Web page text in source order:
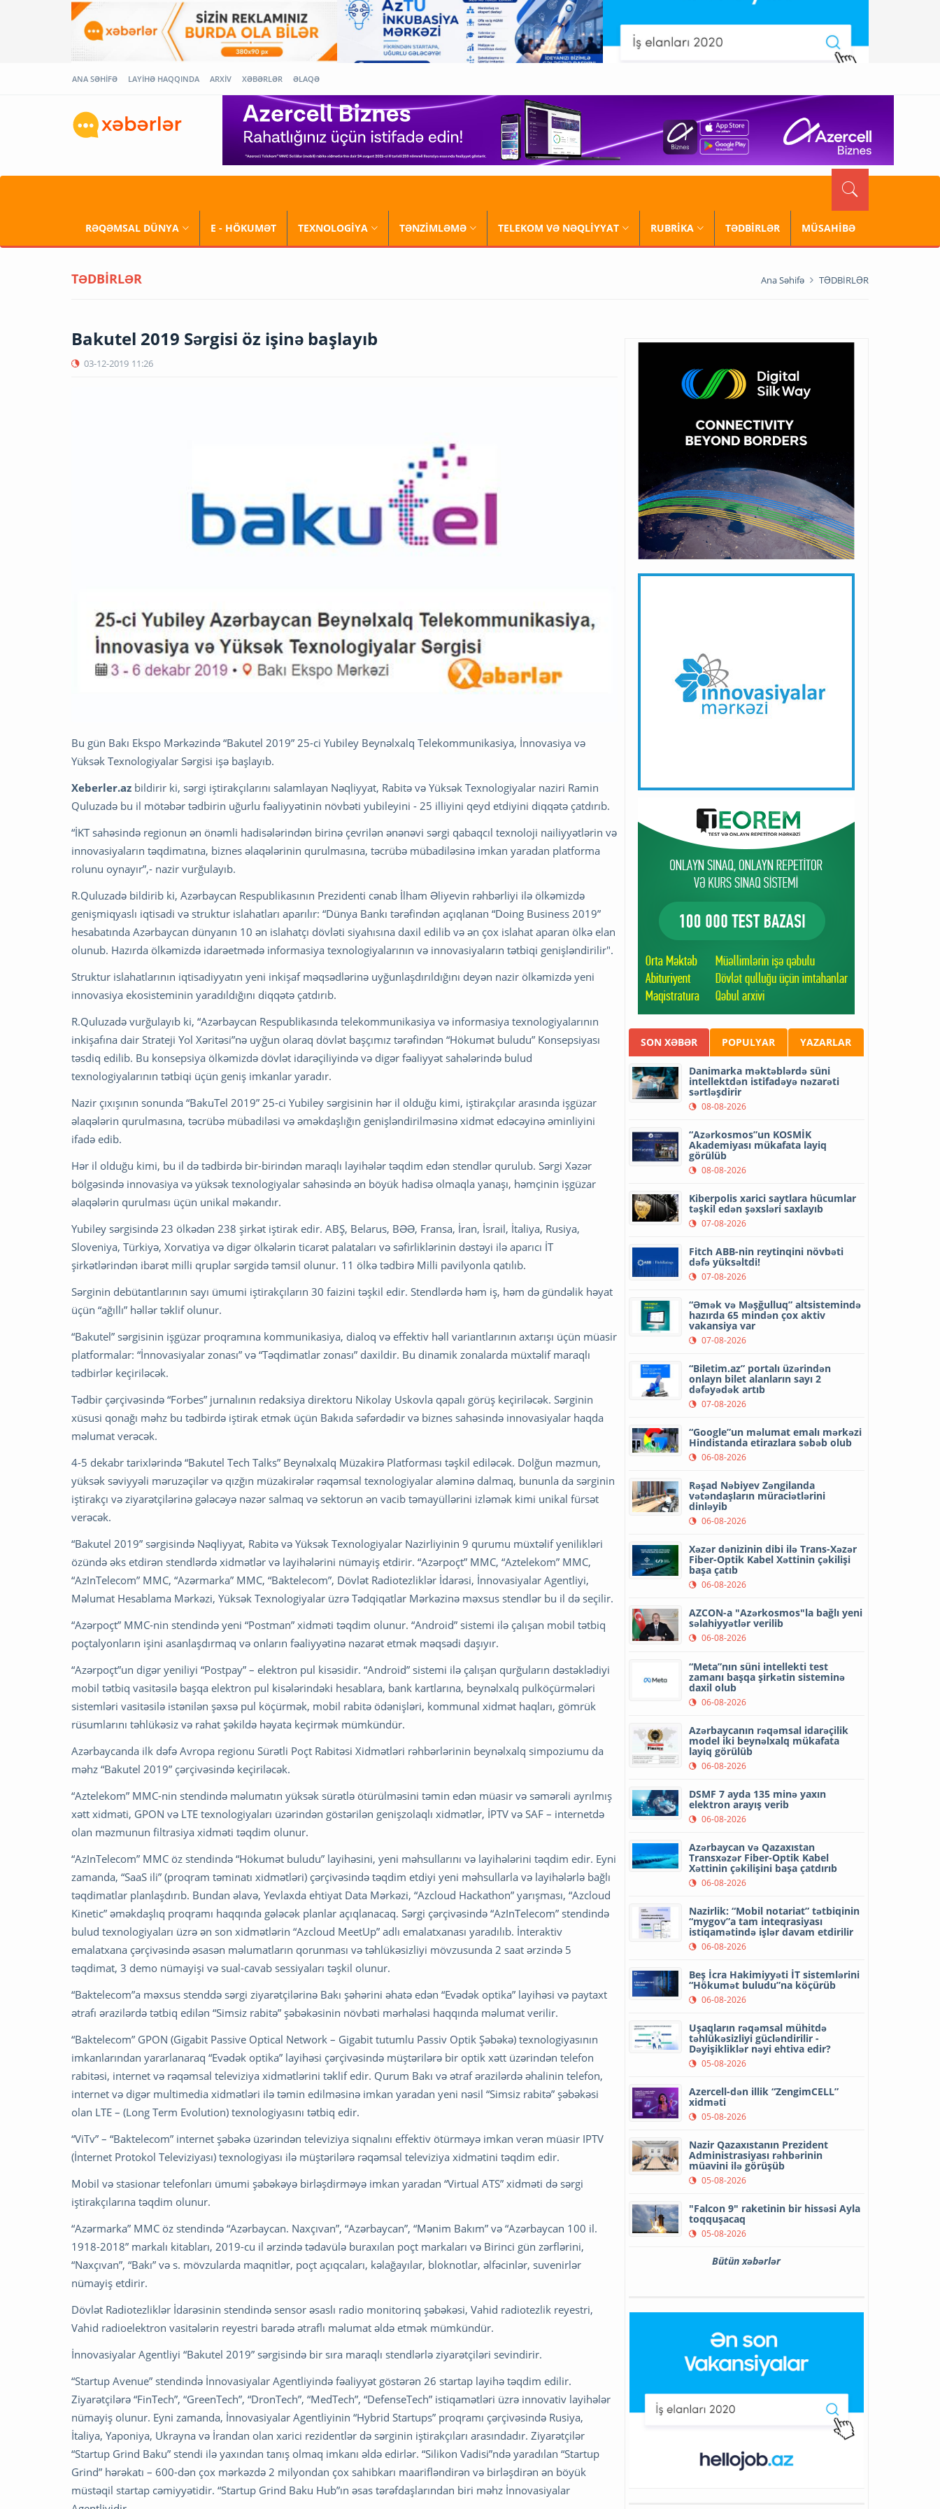
ANA SƏHİFƏ LAYİHƏ HAQQINDA ARXİV XƏBƏRLƏR ƏLAQƏ
RƏQƏMSAL DÜNYA E - HÖKUMƏT TEXNOLOGİYA TƏNZİMLƏMƏ TELEKOM VƏ NƏQLİYYAT RUBRİKA TƏDBİRLƏR MÜSAHİBƏ
TƏDBİRLƏR Ana Səhifə TƏDBİRLƏR
Bakutel 2019 Sərgisi öz işinə başlayıb
03-12-2019 11:26
Bu gün Bakı Ekspo Mərkəzində “Bakutel 2019” 25-ci Yubiley Beynəlxalq Telekommunikasiya, İnnovasiya və
Yüksək Texnologiyalar Sərgisi işə başlayıb.
Xeberler.az bildirir ki, sərgi iştirakçılarını salamlayan Nəqliyyat, Rabitə və Yüksək Texnologiyalar naziri Ramin
Quluzadə bu il mötəbər tədbirin uğurlu fəaliyyətinin növbəti yubileyini - 25 illiyini qeyd etdiyini diqqətə çatdırıb.
“İKT sahəsində regionun ən önəmli hadisələrindən birinə çevrilən ənənəvi sərgi qabaqcıl texnoloji nailiyyətlərin və
innovasiyaların təqdimatına, biznes əlaqələrinin qurulmasına, təcrübə mübadiləsinə imkan yaradan platforma
rolunu oynayır”,- nazir vurğulayıb.
R.Quluzadə bildirib ki, Azərbaycan Respublikasının Prezidenti cənab İlham Əliyevin rəhbərliyi ilə ölkəmizdə
genişmiqyaslı iqtisadi və struktur islahatları aparılır: “Dünya Bankı tərəfindən açıqlanan “Doing Business 2019”
hesabatında Azərbaycan dünyanın 10 ən islahatçı dövləti siyahısına daxil edilib və ən çox islahat aparan ölkə elan
olunub. Hazırda ölkəmizdə idarəetmədə informasiya texnologiyalarının və innovasiyaların tətbiqi genişləndirilir".
Struktur islahatlarının iqtisadiyyatın yeni inkişaf məqsədlərinə uyğunlaşdırıldığını deyən nazir ölkəmizdə yeni
innovasiya ekosisteminin yaradıldığını diqqətə çatdırıb.
R.Quluzadə vurğulayıb ki, “Azərbaycan Respublikasında telekommunikasiya və informasiya texnologiyalarının
inkişafına dair Strateji Yol Xəritəsi”nə uyğun olaraq dövlət başçımız tərəfindən “Hökumət buludu” Konsepsiyası
təsdiq edilib. Bu konsepsiya ölkəmizdə dövlət idarəçiliyində və digər fəaliyyət sahələrində bulud
texnologiyalarının tətbiqi üçün geniş imkanlar yaradır.
Nazir çıxışının sonunda “BakuTel 2019” 25-ci Yubiley sərgisinin hər il olduğu kimi, iştirakçılar arasında işgüzar
əlaqələrin qurulmasına, təcrübə mübadiləsi və əməkdaşlığın genişləndirilməsinə xidmət edəcəyinə əminliyini
ifadə edib.
Hər il olduğu kimi, bu il də tədbirdə bir-birindən maraqlı layihələr təqdim edən stendlər qurulub. Sərgi Xəzər
bölgəsində innovasiya və yüksək texnologiyalar sahəsində ən böyük hadisə olmaqla yanaşı, həmçinin işgüzar
əlaqələrin qurulması üçün unikal məkandır.
Yubiley sərgisində 23 ölkədən 238 şirkət iştirak edir. ABŞ, Belarus, BƏƏ, Fransa, İran, İsrail, İtaliya, Rusiya,
Sloveniya, Türkiyə, Xorvatiya və digər ölkələrin ticarət palataları və səfirliklərinin dəstəyi ilə aparıcı İT
şirkətlərindən ibarət milli qruplar sərgidə təmsil olunur. 11 ölkə tədbirə Milli pavilyonla qatılıb.
Sərginin debütantlarının sayı ümumi iştirakçıların 30 faizini təşkil edir. Stendlərdə həm iş, həm də gündəlik həyat
üçün “ağıllı” həllər təklif olunur.
“Bakutel” sərgisinin işgüzar proqramına kommunikasiya, dialoq və effektiv həll variantlarının axtarışı üçün müasir
platformalar: “İnnovasiyalar zonası” və “Təqdimatlar zonası” daxildir. Bu dinamik zonalarda müxtəlif maraqlı
tədbirlər keçiriləcək.
Tədbir çərçivəsində “Forbes” jurnalının redaksiya direktoru Nikolay Uskovla qapalı görüş keçiriləcək. Sərginin
xüsusi qonağı məhz bu tədbirdə iştirak etmək üçün Bakıda səfərdədir və biznes sahəsində innovasiyalar haqda
məlumat verəcək.
4-5 dekabr tarixlərində “Bakutel Tech Talks” Beynəlxalq Müzakirə Platforması təşkil ediləcək. Dolğun məzmun,
yüksək səviyyəli məruzəçilər və qızğın müzakirələr rəqəmsal texnologiyalar aləminə dalmaq, bununla da sərginin
iştirakçı və ziyarətçilərinə gələcəyə nəzər salmaq və sektorun ən vacib təmayüllərini izləmək kimi unikal fürsət
verəcək.
“Bakutel 2019” sərgisində Nəqliyyat, Rabitə və Yüksək Texnologiyalar Nazirliyinin 9 qurumu müxtəlif yenilikləri
özündə əks etdirən stendlərdə xidmətlər və layihələrini nümayiş etdirir. “Azərpoçt” MMC, “Aztelekom” MMC,
“AzInTelecom” MMC, “Azərmarka” MMC, “Baktelecom”, Dövlət Radiotezliklər İdarəsi, İnnovasiyalar Agentliyi,
Məlumat Hesablama Mərkəzi, Yüksək Texnologiyalar üzrə Tədqiqatlar Mərkəzinə məxsus stendlər bu il də seçilir.
“Azərpoçt” MMC-nin stendində yeni “Postman” xidməti təqdim olunur. “Android” sistemi ilə çalışan mobil tətbiq
poçtalyonların işini asanlaşdırmaq və onların fəaliyyətinə nəzarət etmək məqsədi daşıyır.
“Azərpoçt”un digər yeniliyi “Postpay” – elektron pul kisəsidir. “Android” sistemi ilə çalışan qurğuların dəstəklədiyi
mobil tətbiq vasitəsilə başqa elektron pul kisələrindəki hesablara, bank kartlarına, beynəlxalq pulköçürmələri
sistemləri vasitəsilə istənilən şəxsə pul köçürmək, mobil rabitə ödənişləri, kommunal xidmət haqları, gömrük
rüsumlarını təhlükəsiz və rahat şəkildə həyata keçirmək mümkündür.
Azərbaycanda ilk dəfə Avropa regionu Sürətli Poçt Rabitəsi Xidmətləri rəhbərlərinin beynəlxalq simpoziumu da
məhz “Bakutel 2019” çərçivəsində keçiriləcək.
“Aztelekom” MMC-nin stendində məlumatın yüksək sürətlə ötürülməsini təmin edən müasir və səmərəli ayrılmış
xətt xidməti, GPON və LTE texnologiyaları üzərindən göstərilən genişzolaqlı xidmətlər, İPTV və SAF – internetdə
olan məzmunun filtrasiya xidməti təqdim olunur.
“AzInTelecom” MMC öz stendində “Hökumət buludu” layihəsini, yeni məhsullarını və layihələrini təqdim edir. Eyni
zamanda, “SaaS ili” (proqram təminatı xidmətləri) çərçivəsində təqdim etdiyi yeni məhsullarla və layihələrlə bağlı
təqdimatlar planlaşdırıb. Bundan əlavə, Yevlaxda ehtiyat Data Mərkəzi, “Azcloud Hackathon” yarışması, “Azcloud
Kinetic” əməkdaşlıq proqramı haqqında gələcək planlar açıqlanacaq. Sərgi çərçivəsində “AzInTelecom” stendində
bulud texnologiyaları üzrə ən son xidmətlərin “Azcloud MeetUp” adlı emalatxanası yaradılıb. İnteraktiv
emalatxana çərçivəsində əsasən məlumatların qorunması və təhlükəsizliyi mövzusunda 2 saat ərzində 5
təqdimat, 3 demo nümayişi və sual-cavab sessiyaları təşkil olunur.
“Baktelecom”a məxsus stenddə sərgi ziyarətçilərinə Bakı şəhərini əhatə edən “Evədək optika” layihəsi və paytaxt
ətrafı ərazilərdə tətbiq edilən “Simsiz rabitə” şəbəkəsinin növbəti mərhələsi haqqında məlumat verilir.
“Baktelecom” GPON (Gigabit Passive Optical Network – Gigabit tutumlu Passiv Optik Şəbəkə) texnologiyasının
imkanlarından yararlanaraq “Evədək optika” layihəsi çərçivəsində müştərilərə bir optik xətt üzərindən telefon
rabitəsi, internet və rəqəmsal televiziya xidmətlərini təklif edir. Qurum Bakı və ətraf ərazilərdə əhalinin telefon,
internet və digər multimedia xidmətləri ilə təmin edilməsinə imkan yaradan yeni nəsil “Simsiz rabitə” şəbəkəsi
olan LTE – (Long Term Evolution) texnologiyasını tətbiq edir.
“ViTv” – “Baktelecom” internet şəbəkə üzərindən televiziya siqnalını effektiv ötürməyə imkan verən müasir IPTV
(İnternet Protokol Televiziyası) texnologiyası ilə müştərilərə rəqəmsal televiziya xidmətini təqdim edir.
Mobil və stasionar telefonları ümumi şəbəkəyə birləşdirməyə imkan yaradan “Virtual ATS” xidməti də sərgi
iştirakçılarına təqdim olunur.
“Azərmarka” MMC öz stendində “Azərbaycan. Naxçıvan”, “Azərbaycan”, “Mənim Bakım” və “Azərbaycan 100 il.
1918-2018” markalı kitabları, 2019-cu il ərzində tədavülə buraxılan poçt markaları və Birinci gün zərflərini,
“Naxçıvan”, “Bakı” və s. mövzularda maqnitlər, poçt açıqcaları, kəlağayılar, bloknotlar, əlfəcinlər, suvenirlər
nümayiş etdirir.
Dövlət Radiotezliklər İdarəsinin stendində sensor əsaslı radio monitorinq şəbəkəsi, Vahid radiotezlik reyestri,
Vahid radioelektron vasitələrin reyestri barədə ətraflı məlumat əldə etmək mümkündür.
İnnovasiyalar Agentliyi “Bakutel 2019” sərgisində bir sıra maraqlı stendlərlə ziyarətçiləri sevindirir.
“Startup Avenue” stendində İnnovasiyalar Agentliyində fəaliyyət göstərən 26 startap layihə təqdim edilir.
Ziyarətçilərə “FinTech”, “GreenTech”, “DronTech”, “MedTech”, “DefenseTech” istiqamətləri üzrə innovativ layihələr
nümayiş olunur. Eyni zamanda, İnnovasiyalar Agentliyinin “Hybrid Startups” proqramı çərçivəsində Rusiya,
İtaliya, Yaponiya, Ukrayna və İrandan olan xarici rezidentlər də sərginin iştirakçıları arasındadır. Ziyarətçilər
“Startup Grind Baku” stendi ilə yaxından tanış olmaq imkanı əldə edirlər. “Silikon Vadisi”ndə yaradılan “Startup
Grind” hərəkatı – 600-dən çox mərkəzdə 2 milyondan çox sahibkarı maarifləndirən və birləşdirən ən böyük
müstəqil startap cəmiyyətidir. “Startup Grind Baku Hub”ın əsas tərəfdaşlarından biri məhz İnnovasiyalar
SON XƏBƏR POPULYAR YAZARLAR
Danimarka məktəblərdə süni
intellektdən istifadəyə nəzarəti
sərtləşdirir
08-08-2026
“Azərkosmos”un KOSMİK
Akademiyası mükafata layiq
görülüb
08-08-2026
Kiberpolis xarici saytlara hücumlar
təşkil edən şəxsləri saxlayıb
07-08-2026
Fitch ABB-nin reytinqini növbəti
dəfə yüksəltdi!
07-08-2026
“Əmək və Məşğulluq” altsistemində
hazırda 65 mindən çox aktiv
vakansiya var
07-08-2026
“Biletim.az” portalı üzərindən
onlayn bilet alanların sayı 2
dəfəyədək artıb
07-08-2026
“Google”un məlumat emalı mərkəzi
Hindistanda etirazlara səbəb olub
06-08-2026
Rəşad Nəbiyev Zəngilanda
vətəndaşların müraciətlərini
dinləyib
06-08-2026
Xəzər dənizinin dibi ilə Trans-Xəzər
Fiber-Optik Kabel Xəttinin çəkilişi
başa çatıb
06-08-2026
AZCON-a "Azərkosmos"la bağlı yeni
səlahiyyətlər verilib
06-08-2026
“Meta”nın süni intellekti test
zamanı başqa şirkətin sisteminə
daxil olub
06-08-2026
Azərbaycanın rəqəmsal idarəçilik
model iki beynəlxalq mükafata
layiq görülüb
06-08-2026
DSMF 7 ayda 135 minə yaxın
elektron arayış verib
06-08-2026
Azərbaycan və Qazaxıstan
Transxəzər Fiber-Optik Kabel
Xəttinin çəkilişini başa çatdırıb
06-08-2026
Nazirlik: “Mobil notariat” tətbiqinin
“mygov”a tam inteqrasiyası
istiqamətində işlər davam etdirilir
06-08-2026
Beş İcra Hakimiyyəti İT sistemlərini
“Hökumət buludu”na köçürüb
06-08-2026
Uşaqların rəqəmsal mühitdə
təhlükəsizliyi gücləndirilir -
Dəyişikliklər nəyi ehtiva edir?
05-08-2026
Azercell-dən illik “ZengimCELL”
xidməti
05-08-2026
Nazir Qazaxıstanın Prezident
Administrasiyası rəhbərinin
müavini ilə görüşüb
05-08-2026
"Falcon 9" raketinin bir hissəsi Ayla
toqquşacaq
05-08-2026
Bütün xəbərlər